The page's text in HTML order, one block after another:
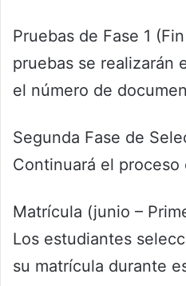
Pruebas de Fase 1
pruebas se realizarán
el número de
Segunda Fase de
Continuará el proceso
Matrícula (junio –
Los estudiantes
su matrícula durante